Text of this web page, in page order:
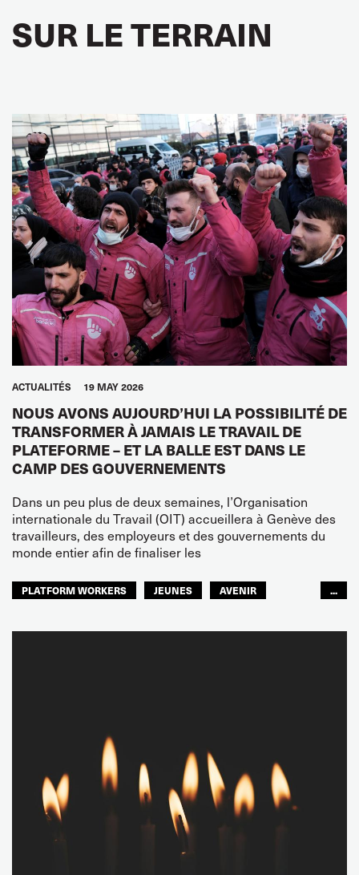
SUR LE TERRAIN
ACTUALITÉS 19 MAY 2026
NOUS AVONS AUJOURD’HUI LA POSSIBILITÉ DE
TRANSFORMER À JAMAIS LE TRAVAIL DE
PLATEFORME – ET LA BALLE EST DANS LE
CAMP DES GOUVERNEMENTS
Dans un peu plus de deux semaines, l’Organisation
internationale du Travail (OIT) accueillera à Genève des
travailleurs, des employeurs et des gouvernements du
monde entier afin de finaliser les
PLATFORM WORKERS JEUNES
AVENIR
...